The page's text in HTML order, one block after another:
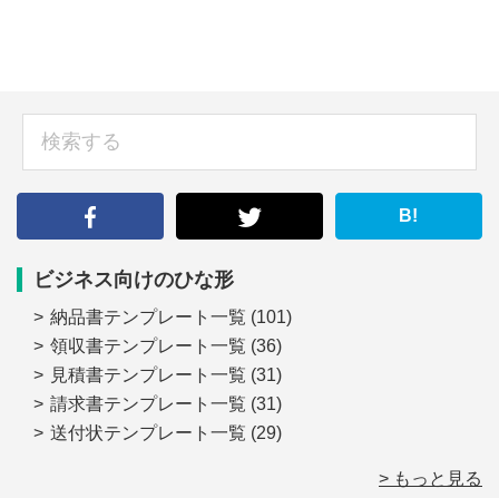
B!
ビジネス向けのひな形
納品書テンプレート一覧 (101)
領収書テンプレート一覧 (36)
見積書テンプレート一覧 (31)
請求書テンプレート一覧 (31)
送付状テンプレート一覧 (29)
> もっと見る